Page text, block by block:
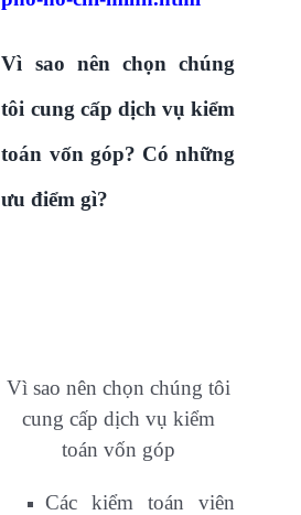
Vì sao nên chọn chúng
tôi cung cấp dịch vụ kiểm
toán vốn góp? Có những
ưu điểm gì?
Vì sao nên chọn chúng tôi
cung cấp dịch vụ kiểm
toán vốn góp
Các kiểm toán viên